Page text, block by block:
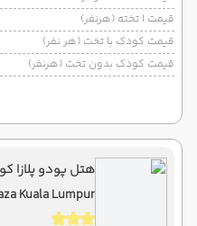
قیمت 1 تخته (هرنفر)
قیمت کودک با تخت (هر نفر)
قیمت کودک بدون تخت (هرنفر)
هتل پودو پلازا
Kuala Lumpur